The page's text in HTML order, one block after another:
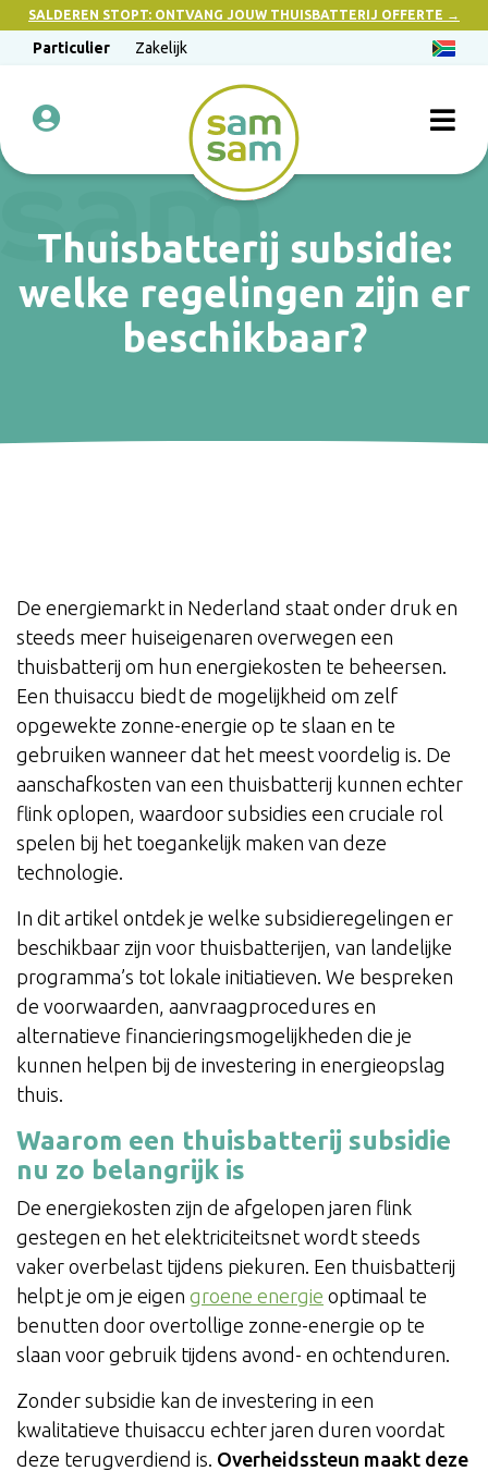
SALDEREN STOPT: ONTVANG JOUW THUISBATTERIJ OFFERTE →
Particulier Zakelijk
Thuisbatterij subsidie:
welke regelingen zijn er
beschikbaar?
De energiemarkt in Nederland staat onder druk en
steeds meer huiseigenaren overwegen een
thuisbatterij om hun energiekosten te beheersen.
Een thuisaccu biedt de mogelijkheid om zelf
opgewekte zonne-energie op te slaan en te
gebruiken wanneer dat het meest voordelig is. De
aanschafkosten van een thuisbatterij kunnen echter
flink oplopen, waardoor subsidies een cruciale rol
spelen bij het toegankelijk maken van deze
technologie.
In dit artikel ontdek je welke subsidieregelingen er
beschikbaar zijn voor thuisbatterijen, van landelijke
programma’s tot lokale initiatieven. We bespreken
de voorwaarden, aanvraagprocedures en
alternatieve financieringsmogelijkheden die je
kunnen helpen bij de investering in energieopslag
thuis.
Waarom een thuisbatterij subsidie
nu zo belangrijk is
De energiekosten zijn de afgelopen jaren flink
gestegen en het elektriciteitsnet wordt steeds
vaker overbelast tijdens piekuren. Een thuisbatterij
helpt je om je eigen groene energie optimaal te
benutten door overtollige zonne-energie op te
slaan voor gebruik tijdens avond- en ochtenduren.
Zonder subsidie kan de investering in een
kwalitatieve thuisaccu echter jaren duren voordat
deze terugverdiend is. Overheidssteun maakt deze